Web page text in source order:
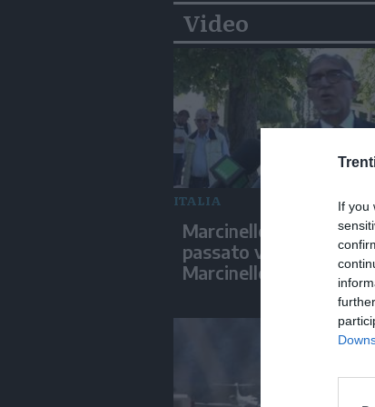
If you
Video
ITALIA
Marcinelle, La Russa:
passato voltava le
Marcinelle"